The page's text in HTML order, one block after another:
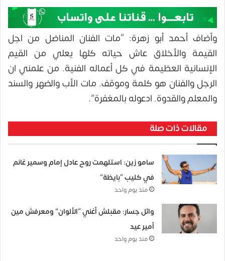
وأضاف أحمد أبو زهرة: “مات الفنان المناضل من اجل
القيمة والأخلاق عاش حياته كلها يعلي من القيم
الإنسانية العظيمة في كل أعماله الفنية. من علمني ان
الرجل والفنان هو كلمة وموقف. مات الأب والضهر والسند
والمعلم والقدوة. ادعوله بالمغفرة”.
مقالات ذات صلة
سامو زين: استلهمت روح عادل إمام وسمير غانم
في كليب “بايظة”
منذ يوم واحد
وائل جسار: مقبلش أغني “الألوان” ومعرفش مين
أمير عيد
منذ يوم واحد